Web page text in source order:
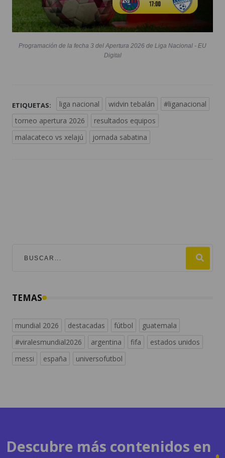
Programación de la fecha 3 del Apertura 2026 de Liga Nacional - EU
Digital
ETIQUETAS: liga nacional widvin tebalán
#liganacional
torneo apertura 2026
resultados equipos
malacateco vs xelajú
jornada sabatina
mundial 2026
messi
españa universofutbol
radiosguate.com